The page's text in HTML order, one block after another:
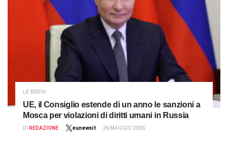
LE BREVI
UE, il Consiglio estende di un anno le sanzioni a
Mosca per violazioni di diritti umani in Russia
DI REDAZIONE eunewsit 26 MAGGIO 2026